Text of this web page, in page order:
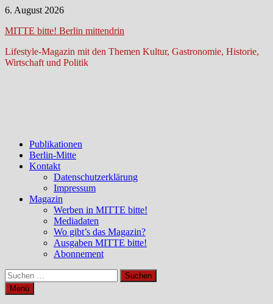
Zum
springen
6. August 2026
MITTE bitte! Berlin mittendrin
Lifestyle-Magazin mit den Themen Kultur, Gastronomie, Historie,
Wirtschaft und Politik
Publikationen
Berlin-Mitte
Kontakt
Datenschutzerklärung
Impressum
Magazin
Werben in MITTE bitte!
Mediadaten
Wo gibt’s das Magazin?
Ausgaben MITTE bitte!
Abonnement
Suchen
nach:
Menü